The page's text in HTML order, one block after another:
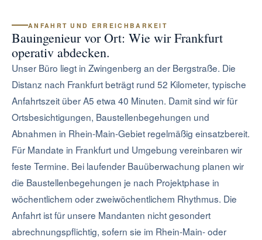
ANFAHRT UND ERREICHBARKEIT
Bauingenieur vor Ort: Wie wir Frankfurt
operativ abdecken.
Unser Büro liegt in Zwingenberg an der Bergstraße. Die
Distanz nach Frankfurt beträgt rund 52 Kilometer, typische
Anfahrtszeit über A5 etwa 40 Minuten. Damit sind wir für
Ortsbesichtigungen, Baustellenbegehungen und
Abnahmen in Rhein-Main-Gebiet regelmäßig einsatzbereit.
Für Mandate in Frankfurt und Umgebung vereinbaren wir
feste Termine. Bei laufender Bauüberwachung planen wir
die Baustellenbegehungen je nach Projektphase in
wöchentlichem oder zweiwöchentlichem Rhythmus. Die
Anfahrt ist für unsere Mandanten nicht gesondert
abrechnungspflichtig, sofern sie im Rhein-Main- oder